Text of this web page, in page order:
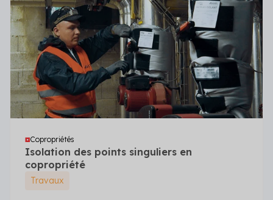
Copropriétés
Isolation des points singuliers en
copropriété
Travaux